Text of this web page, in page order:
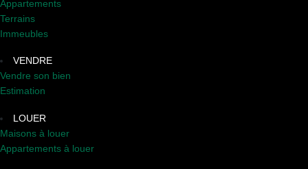
Appartements
Terrains
Immeubles
VENDRE
Vendre son bien
Estimation
LOUER
Maisons à louer
Appartements à louer